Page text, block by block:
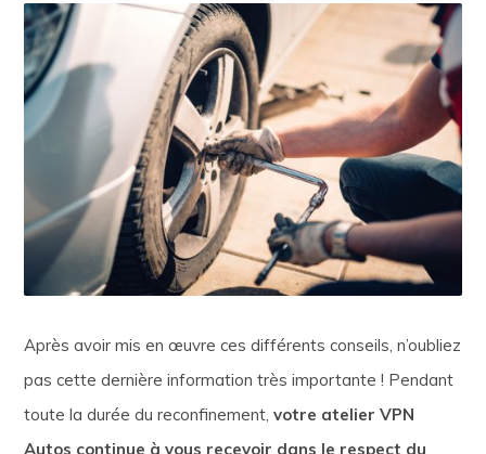
Après avoir mis en œuvre ces différents conseils, n’oubliez
pas cette dernière information très importante ! Pendant
toute la durée du reconfinement,votre atelier VPN
Autos continue à vous recevoir dans le respect du